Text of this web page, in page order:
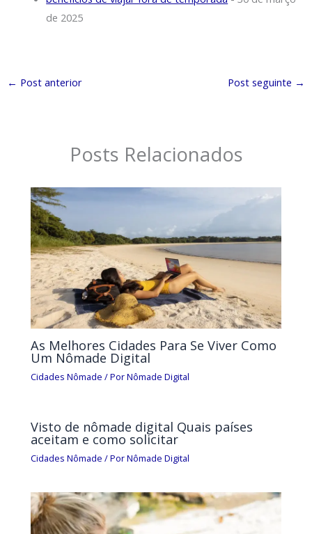
de 2025
← Post anterior Post seguinte →
Posts Relacionados
As Melhores Cidades Para Se Viver Como
Um Nômade Digital
Cidades Nômade / PorNômade Digital
Visto de nômade digital Quais países
aceitam e como solicitar
Cidades Nômade / PorNômade Digital